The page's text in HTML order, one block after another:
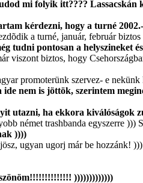
mi folyik itt????
kérdezni, hogy a turné
a turné, január, február
tudni pontosan a helyszineket
viszont biztos, hogy
promoterünk szervez- e nekünk
nem is jöttök, szerintem
utazni, ha ekkora kiválóságok
német trashbanda egyszerre )))
))))
ugyan ugorj már be hozzánk! )))
)))))))))))))